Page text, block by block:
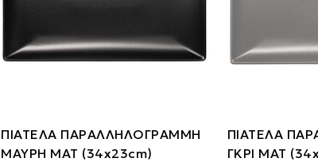
ΠΙΑΤΕΛΑ ΠΑΡΑΛΛΗΛΟΓΡΑΜΜΗ
ΜΑΥΡΗ ΜΑΤ (34x23cm)
ΠΙΑΤΕΛΑ
ΓΚΡΙ ΜΑΤ